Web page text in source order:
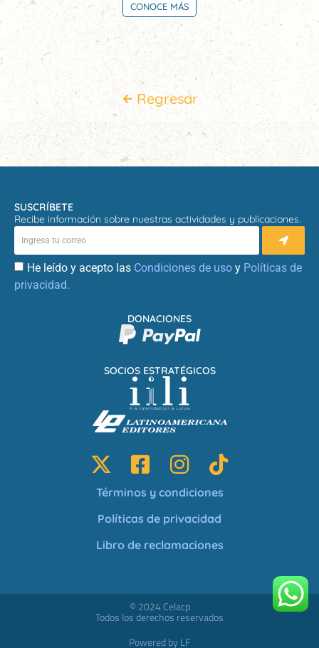
CONOCE MÁS
Regresar
SUSCRÍBETE
Recibe información sobre nuestras actividades y publicaciones.
He leído y acepto las Condiciones de uso y Políticas de
privacidad.
SOCIOS ESTRATÉGICOS
DONACIONES
Términos y condiciones
Políticas de privacidad
Libro de reclamaciones
© 2024 Celacp
Todos los derechos reservados
Powered by LF